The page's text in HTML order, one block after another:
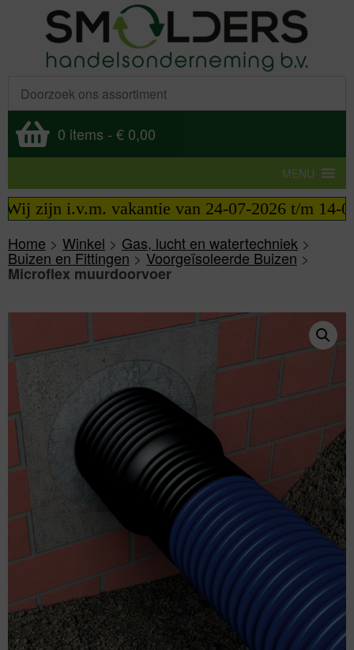
0 items - € 0,00
MENU
i.v.m. vakantie van 24-07-2026 t/m 14-08-
Home > Winkel > Gas, lucht en watertechniek >
Buizen en Fittingen>Voorgeïsoleerde Buizen>
Microflex muurdoorvoer